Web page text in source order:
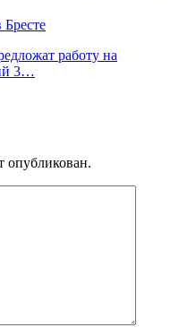
работу на
3…
опубликован.